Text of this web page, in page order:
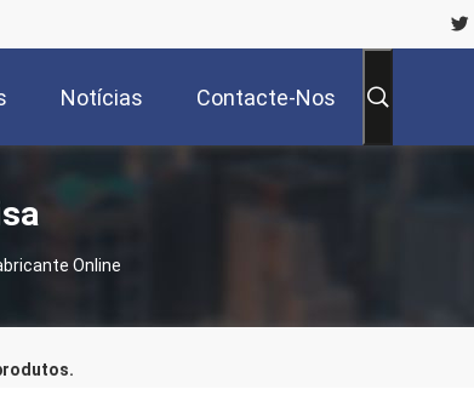
Notícias Contacte-Nos
Online